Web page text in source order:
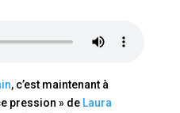
, c’est maintenant à
pression » de Laura